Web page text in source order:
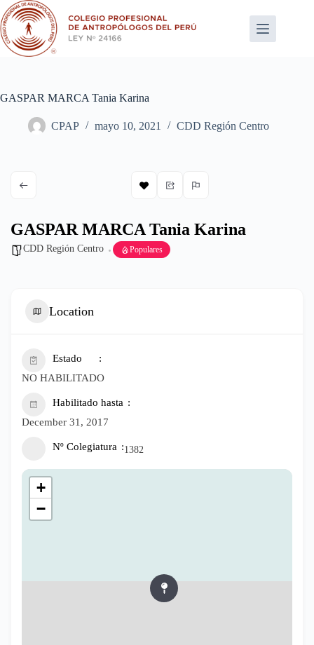
Saltar
al
contenido
GASPAR MARCA Tania Karina
CPAP mayo 10, 2021 CDD Región Centro
GASPAR MARCA Tania Karina
CDD Región Centro Populares
Location
Estado
NO HABILITADO
Habilitado hasta
December 31, 2017
Nº Colegiatura 1382
+
−